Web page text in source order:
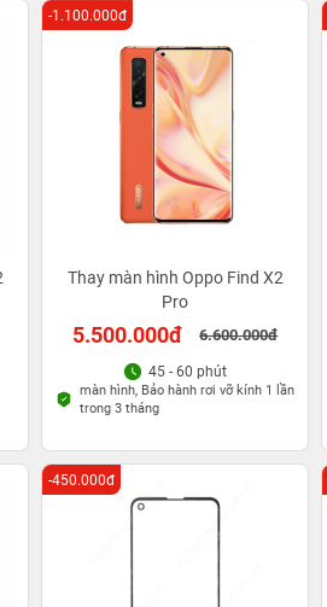
Thay màn hình Oppo Find X2
Pro
5.500.000đ 6.600.000đ
-1.100.000đ
45 - 60 phút
màn hình, Bảo hành rơi vỡ kính 1 lần
trong 3 tháng
-450.000đ